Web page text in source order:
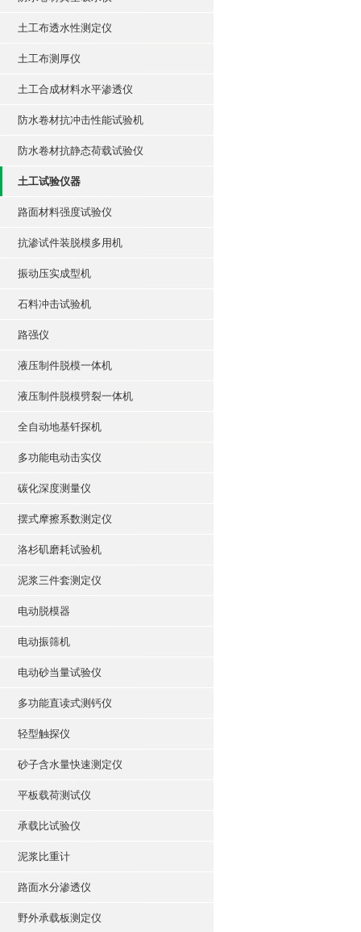
土工布透水性测定仪
土工布测厚仪
土工合成材料水平渗透仪
防水卷材抗冲击性能试验机
防水卷材抗静态荷载试验仪
土工试验仪器
路面材料强度试验仪
抗渗试件装脱模多用机
振动压实成型机
石料冲击试验机
路强仪
液压制件脱模一体机
液压制件脱模劈裂一体机
全自动地基钎探机
多功能电动击实仪
碳化深度测量仪
摆式摩擦系数测定仪
洛杉矶磨耗试验机
泥浆三件套测定仪
电动脱模器
电动振筛机
电动砂当量试验仪
多功能直读式测钙仪
轻型触探仪
砂子含水量快速测定仪
平板载荷测试仪
承载比试验仪
泥浆比重计
路面水分渗透仪
野外承载板测定仪